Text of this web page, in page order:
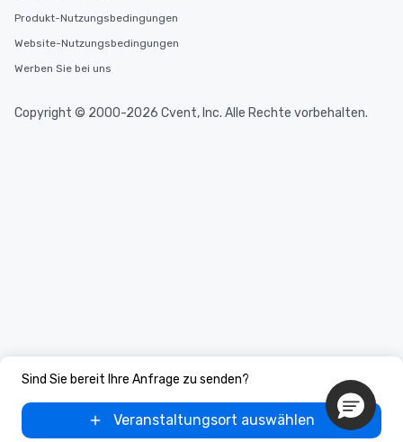
Sind Sie bereit Ihre Anfrage zu senden?
Veranstaltungsort auswählen
Produkt-Nutzungsbedingungen
Website-Nutzungsbedingungen
Werben Sie bei uns
Copyright © 2000-2026 Cvent, Inc. Alle Rechte vorbehalten.